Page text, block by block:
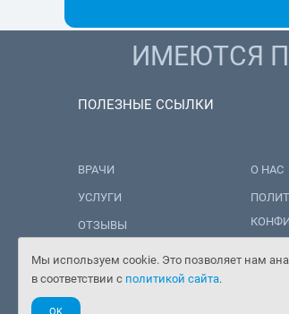
Мы используем cookie. Это позволяет нам
в соответствии с политикой сайта.
ИМЕЮТСЯ
ПОЛЕЗНЫЕ ССЫЛКИ
ВРАЧИ
УСЛУГИ
ОТЗЫВЫ
ЦЕНЫ
О НАС